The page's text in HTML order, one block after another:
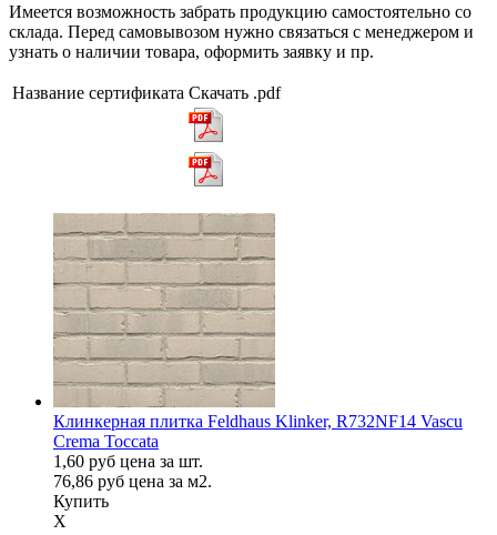
Имеется возможность забрать продукцию самостоятельно со
склада. Перед самовывозом нужно связаться с менеджером и
узнать о наличии товара, оформить заявку и пр.
Название сертификата Скачать .pdf
Клинкерная плитка Feldhaus Klinker, R732NF14 Vascu
Crema Toccata
1,60 руб цена за шт.
76,86 руб цена за м2.
Купить
X